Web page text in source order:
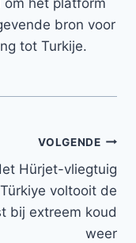
het platform
bron voor
tot Turkije.
VOLGENDE
Hürjet-vliegtuig
voltooit de
bij extreem koud
weer